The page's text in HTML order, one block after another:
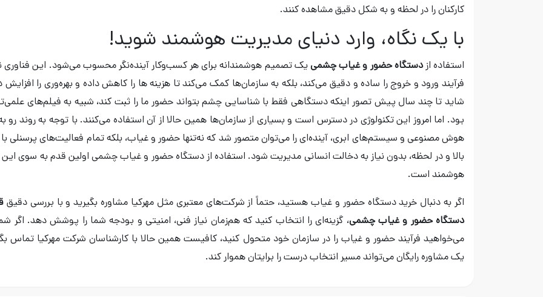
کارکنان را در لحظه و به شکل دقیق مشاهده کنند.
با یک نگاه، وارد دنیای مدیریت هوشمند شوید!
استفاده ازدستگاه حضور و غیاب چشمییک تصمیم هوشمندانه برای هر کسب‌وکار آینده‌نگر محسوب می‌شود. این فناوری
فرآیند ورود و خروج را ساده و دقیق می‌کند، بلکه به سازمان‌ها کمک می‌کند تا هزینه ‌ها را کاهش داده و بهره‌وری را افزایش
شاید تا چند سال پیش تصور اینکه دستگاهی فقط با شناسایی چشم بتواند حضور ما را ثبت کند، شبیه به فیلم‌های
بود. اما امروز این تکنولوژی در دسترس است و بسیاری از سازمان‌ها همین حالا از آن استفاده می‌کنند. با توجه به روند رو
هوش مصنوعی و سیستم‌های ابری، آینده‌ای را می‌توان متصور شد که نه‌تنها حضور و غیاب، بلکه تمام فعالیت‌های پرسنلی
بالا و در لحظه، بدون نیاز به دخالت انسانی مدیریت شود. استفاده از دستگاه حضور و غیاب چشمی اولین قدم به سوی این
هوشمند است.
اگر به دنبال خرید دستگاه حضور و غیاب هستید، حتماً از شرکت‌های معتبری مثل مهرکیا مشاوره بگیرید و با بررسی دقیق
دستگاه حضور و غیاب چشمی، گزینه‌ای را انتخاب کنید که هم‌زمان نیاز فنی، امنیتی و بودجه شما را پوشش دهد. اگر
می‌خواهید فرآیند حضور و غیاب را در سازمان خود متحول کنید، کافیست همین حالا با کارشناسان شرکت مهرکیا تماس
یک مشاوره رایگان می‌تواند مسیر انتخاب درست را برایتان هموار کند.